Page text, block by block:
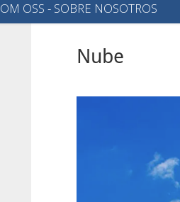
OM OSS - SOBRE NOSOTROS
Nube